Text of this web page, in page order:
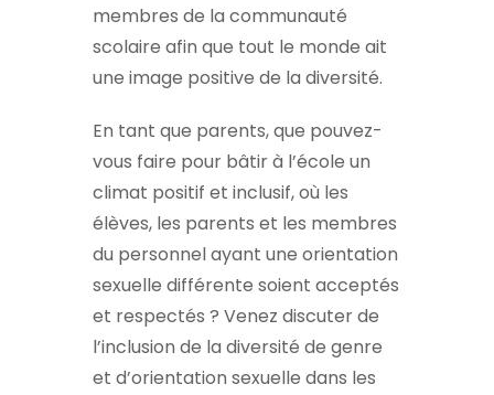
membres de la communauté
scolaire afin que tout le monde ait
une image positive de la diversité.
En tant que parents, que pouvez-
vous faire pour bâtir à l’école un
climat positif et inclusif, où les
élèves, les parents et les membres
du personnel ayant une orientation
sexuelle différente soient acceptés
et respectés ? Venez discuter de
l’inclusion de la diversité de genre
et d’orientation sexuelle dans les